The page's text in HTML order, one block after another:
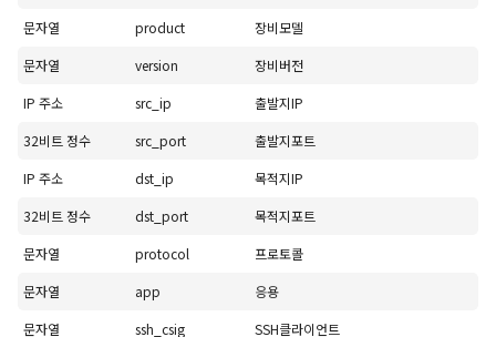
문자열
product
장비모델
문자열
version
장비버전
IP 주소
src_ip
출발지IP
32비트 정수
src_port
출발지포트
IP 주소
dst_ip
목적지IP
32비트 정수
dst_port
목적지포트
문자열
protocol
프로토콜
문자열
app
응용
문자열
ssh_csig SSH클라이언트